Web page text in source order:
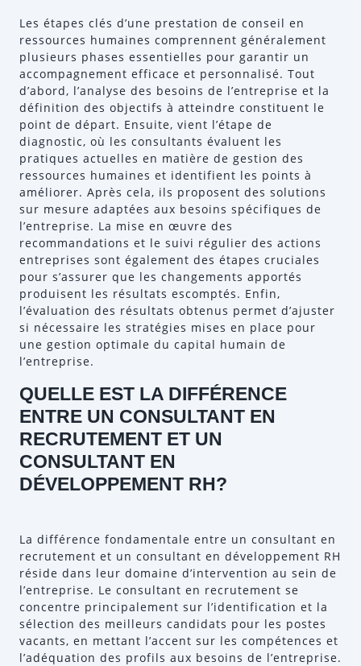
Les étapes clés d’une prestation de conseil en
ressources humaines comprennent généralement
plusieurs phases essentielles pour garantir un
accompagnement efficace et personnalisé. Tout
d’abord, l’analyse des besoins de l’entreprise et la
définition des objectifs à atteindre constituent le
point de départ. Ensuite, vient l’étape de
diagnostic, où les consultants évaluent les
pratiques actuelles en matière de gestion des
ressources humaines et identifient les points à
améliorer. Après cela, ils proposent des solutions
sur mesure adaptées aux besoins spécifiques de
l’entreprise. La mise en œuvre des
recommandations et le suivi régulier des actions
entreprises sont également des étapes cruciales
pour s’assurer que les changements apportés
produisent les résultats escomptés. Enfin,
l’évaluation des résultats obtenus permet d’ajuster
si nécessaire les stratégies mises en place pour
une gestion optimale du capital humain de
l’entreprise.
QUELLE EST LA DIFFÉRENCE
ENTRE UN CONSULTANT EN
RECRUTEMENT ET UN
CONSULTANT EN
DÉVELOPPEMENT RH?
La différence fondamentale entre un consultant en
recrutement et un consultant en développement RH
réside dans leur domaine d’intervention au sein de
l’entreprise. Le consultant en recrutement se
concentre principalement sur l’identification et la
sélection des meilleurs candidats pour les postes
vacants, en mettant l’accent sur les compétences et
l’adéquation des profils aux besoins de l’entreprise.